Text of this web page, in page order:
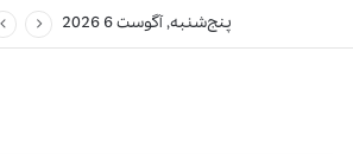
پنج‌شنبه, آگوست 6 2026